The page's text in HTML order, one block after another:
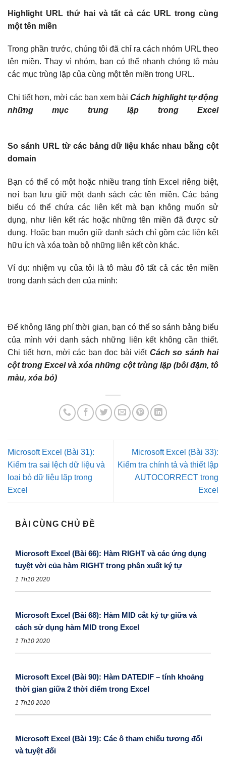
Highlight URL thứ hai và tất cả các URL trong cùng
một tên miền
Trong phần trước, chúng tôi đã chỉ ra cách nhóm URL theo
tên miền. Thay vì nhóm, bạn có thể nhanh chóng tô màu
các mục trùng lặp của cùng một tên miền trong URL.
Chi tiết hơn, mời các bạn xem bài Cách highlight tự động
những mục trung lặp trong Excel
So sánh URL từ các bảng dữ liệu khác nhau bằng cột
domain
Bạn có thể có một hoặc nhiều trang tính Excel riêng biệt,
nơi bạn lưu giữ một danh sách các tên miền. Các bảng
biểu có thể chứa các liên kết mà bạn không muốn sử
dụng, như liên kết rác hoặc những tên miền đã được sử
dụng. Hoặc bạn muốn giữ danh sách chỉ gồm các liên kết
hữu ích và xóa toàn bộ những liên kết còn khác.
Ví dụ: nhiệm vụ của tôi là tô màu đỏ tất cả các tên miền
trong danh sách đen của mình:
Để không lãng phí thời gian, bạn có thể so sánh bảng biểu
của mình với danh sách những liên kết không cần thiết.
Chi tiết hơn, mời các bạn đọc bài viết Cách so sánh hai
cột trong Excel và xóa những cột trùng lặp (bôi đậm, tô
màu, xóa bỏ)
Microsoft Excel (Bài 31):
Kiểm tra sai lệch dữ liệu và
loại bỏ dữ liệu lặp trong
Excel
Microsoft Excel (Bài 33):
Kiểm tra chính tả và thiết lập
AUTOCORRECT trong
Excel
BÀI CÙNG CHỦ ĐỀ
Microsoft Excel (Bài 66): Hàm RIGHT và các ứng dụng
tuyệt vời của hàm RIGHT trong phân xuất ký tự
1 Th10 2020
Microsoft Excel (Bài 68): Hàm MID cắt ký tự giữa và
cách sử dụng hàm MID trong Excel
1 Th10 2020
Microsoft Excel (Bài 90): Hàm DATEDIF – tính khoảng
thời gian giữa 2 thời điểm trong Excel
1 Th10 2020
Microsoft Excel (Bài 19): Các ô tham chiếu tương đối
và tuyệt đối